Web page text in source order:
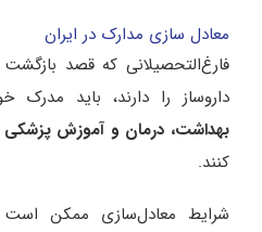
معادل سازی مدارک در ایران
فارغ‌التحصیلانی که قصد
داروساز را دارند، باید مدرک
بهداشت، درمان و آموزش پزشکی
کنند.
شرایط معادل‌سازی ممکن